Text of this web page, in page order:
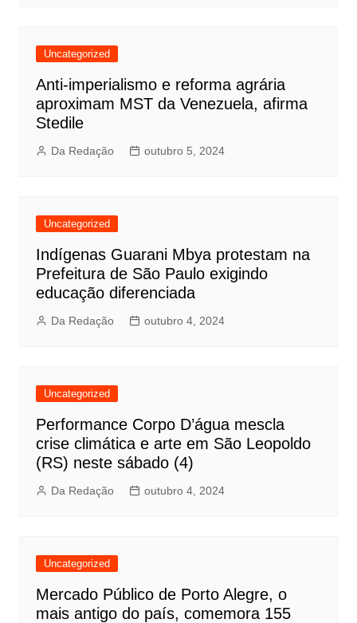
Uncategorized
Anti-imperialismo e reforma agrária
aproximam MST da Venezuela, afirma
Stedile
Da Redação outubro 5, 2024
Uncategorized
Indígenas Guarani Mbya protestam na
Prefeitura de São Paulo exigindo
educação diferenciada
Da Redação outubro 4, 2024
Uncategorized
Performance Corpo D’água mescla
crise climática e arte em São Leopoldo
(RS) neste sábado (4)
Da Redação outubro 4, 2024
Uncategorized
Mercado Público de Porto Alegre, o
mais antigo do país, comemora 155